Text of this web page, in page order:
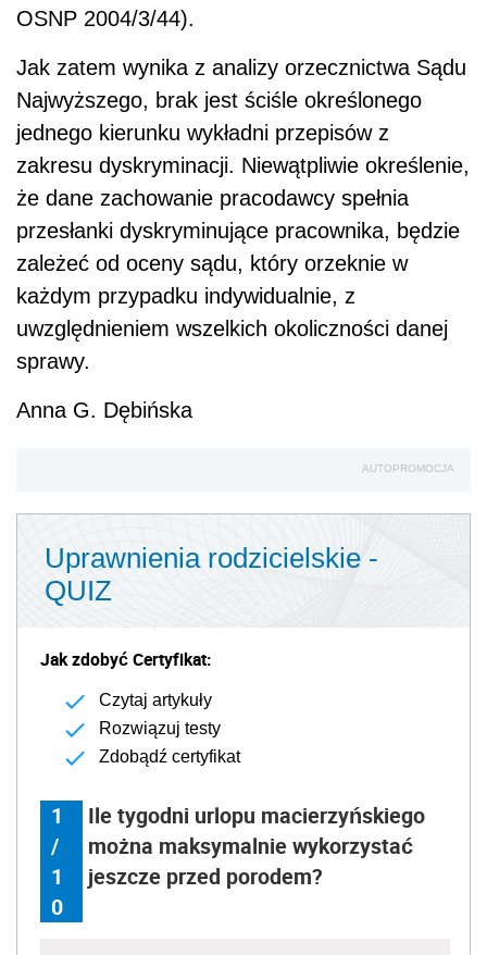
OSNP 2004/3/44).
Jak zatem wynika z analizy orzecznictwa Sądu
Najwyższego, brak jest ściśle określonego
jednego kierunku wykładni przepisów z
zakresu dyskryminacji. Niewątpliwie określenie,
że dane zachowanie pracodawcy spełnia
przesłanki dyskryminujące pracownika, będzie
zależeć od oceny sądu, który orzeknie w
każdym przypadku indywidualnie, z
uwzględnieniem wszelkich okoliczności danej
sprawy.
Anna G. Dębińska
AUTOPROMOCJA
Uprawnienia rodzicielskie -
QUIZ
Jak zdobyć Certyfikat:
Czytaj artykuły
Rozwiązuj testy
Zdobądź certyfikat
1
/
1
0
Ile tygodni urlopu macierzyńskiego
można maksymalnie wykorzystać
jeszcze przed porodem?